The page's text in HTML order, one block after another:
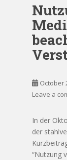
October
Leave a
In der
der
“Nutzung